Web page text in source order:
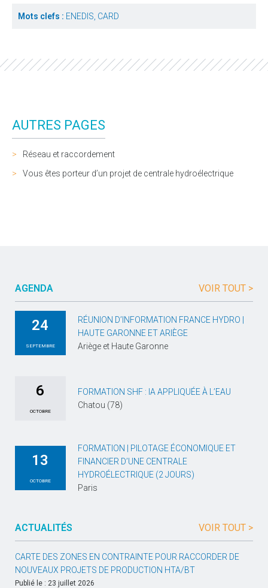
Mots clefs : ENEDIS, CARD
AUTRES PAGES
Réseau et raccordement
Vous êtes porteur d’un projet de centrale hydroélectrique
AGENDA VOIR TOUT >
24
SEPTEMBRE
RÉUNION D’INFORMATION FRANCE HYDRO |
HAUTE GARONNE ET ARIÈGE
Ariège et Haute Garonne
6
OCTOBRE
FORMATION SHF : IA APPLIQUÉE À L’EAU
Chatou (78)
13
OCTOBRE
FORMATION | PILOTAGE ÉCONOMIQUE ET
FINANCIER D’UNE CENTRALE
HYDROÉLECTRIQUE (2 JOURS)
Paris
ACTUALITÉS VOIR TOUT >
CARTE DES ZONES EN CONTRAINTE POUR RACCORDER DE
NOUVEAUX PROJETS DE PRODUCTION HTA/BT
Publié le : 23 juillet 2026